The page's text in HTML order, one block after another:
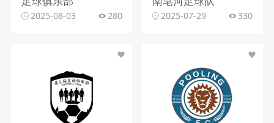
2025-08-03 280 2025-07-29 330